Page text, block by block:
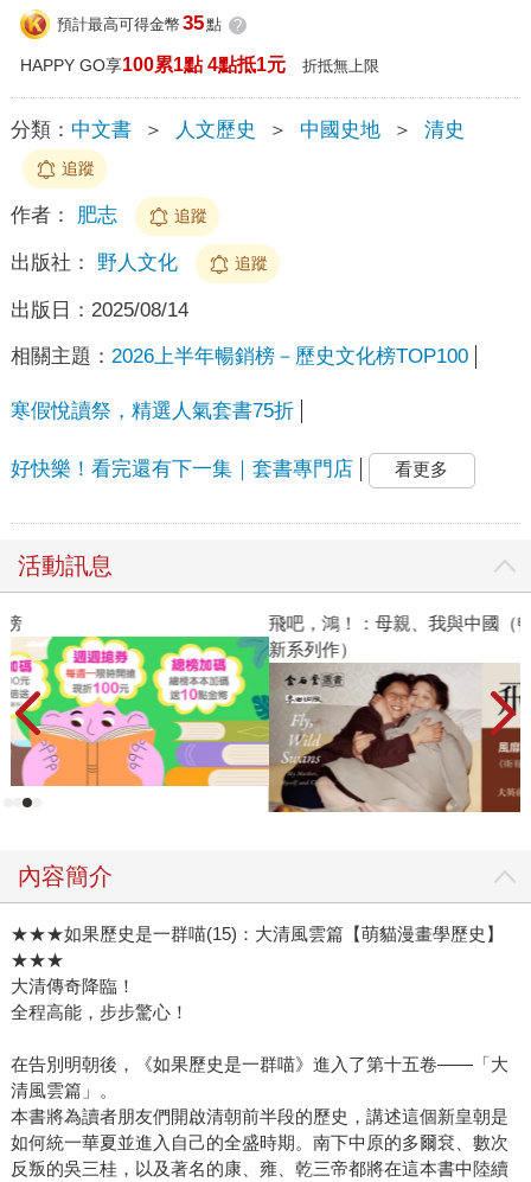
預計最高可得金幣 35點 ?
HAPPY GO享100累1點 4點抵1元 折抵無上限
分類： 中文書 ＞ 人文歷史 ＞ 中國史地 ＞ 清史
追蹤
作者： 肥志 追蹤
出版社： 野人文化 追蹤
出版日： 2025/08/14
相關主題： 2026上半年暢銷榜－歷史文化榜TOP100
寒假悅讀祭，精選人氣套書75折
好快樂！看完還有下一集｜套書專門店 看更多
活動訊息
飛吧，鴻！：母親、我與中國（暢銷全球逾1500萬冊《鴻》最
新系列作）
內容簡介
★★★如果歷史是一群喵(15)：大清風雲篇【萌貓漫畫學歷史】
★★★
大清傳奇降臨！
全程高能，步步驚心！
在告別明朝後，《如果歷史是一群喵》進入了第十五卷——「大
清風雲篇」。
本書將為讀者朋友們開啟清朝前半段的歷史，講述這個新皇朝是
如何統一華夏並進入自己的全盛時期。南下中原的多爾袞、數次
反叛的吳三桂，以及著名的康、雍、乾三帝都將在這本書中陸續